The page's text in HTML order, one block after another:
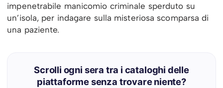
impenetrabile manicomio criminale sperduto su
un’isola, per indagare sulla misteriosa scomparsa di
una paziente.
Scrolli ogni sera tra i cataloghi delle
piattaforme senza trovare niente?